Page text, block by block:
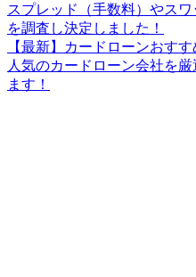
スプレッド（手数料）やス
を調査し決定しました！
【最新】カードローンおす
人気のカードローン会社を
ます！